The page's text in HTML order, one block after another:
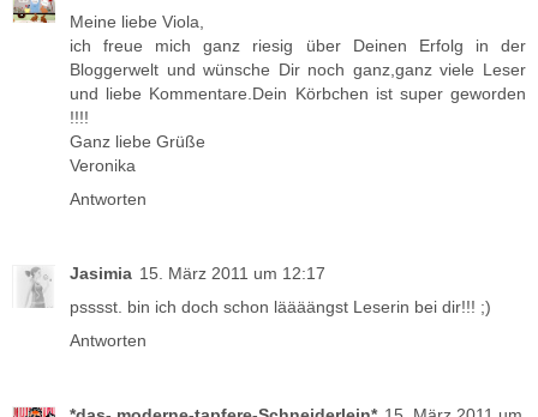
Meine liebe Viola,
ich freue mich ganz riesig über Deinen Erfolg in der
Bloggerwelt und wünsche Dir noch ganz,ganz viele Leser
und liebe Kommentare.Dein Körbchen ist super geworden
!!!!
Ganz liebe Grüße
Veronika
Antworten
Jasimia 15. März 2011 um 12:17
psssst. bin ich doch schon läääängst Leserin bei dir!!! ;)
Antworten